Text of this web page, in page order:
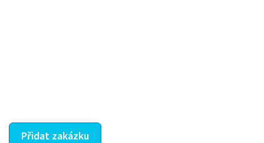
Přidat zakázku